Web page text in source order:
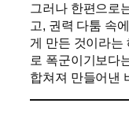
그러나 한편으로
고, 권력 다툼 속
게 만든 것이라는
로 폭군이기보다
합쳐져 만들어낸